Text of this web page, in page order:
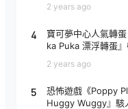
2 years ago
4
寶可夢中心人氣轉
ka Puka 漂浮轉蛋
2 years ago
5
恐怖遊戲《Poppy
Huggy Wuggy』駭